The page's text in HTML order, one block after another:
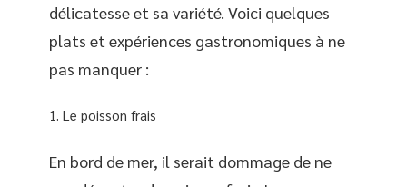
délicatesse et sa variété. Voici quelques
plats et expériences gastronomiques à ne
pas manquer :
Le poisson frais
En bord de mer, il serait dommage de ne